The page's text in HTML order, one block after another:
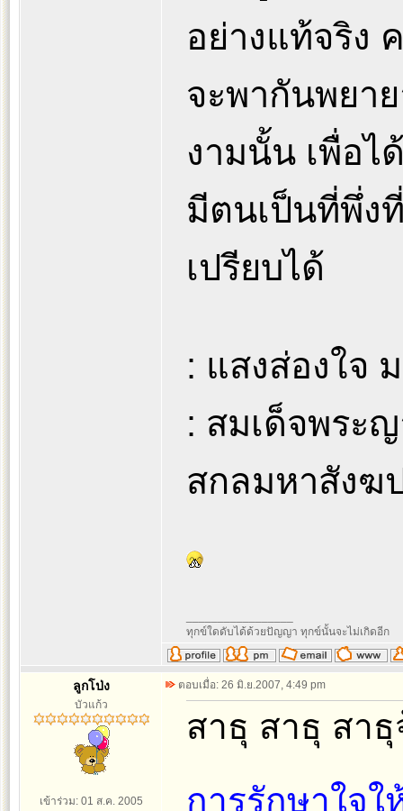
อย่างแท้จริง
จะพากันพยา
งามนั้น เพื่อไ
มีตนเป็นที่พึ่ง
เปรียบได้
: แสงส่องใจ
: สมเด็จพระ
สกลมหาสังฆ
ทุกข์ใดดับได้ด้วยปัญญา ทุกข์นั้นจะไม่เกิดอีก
ลูกโป่ง
บัวแก้ว
เข้าร่วม: 01 ส.ค. 2005
ตอบเมื่อ: 26 มิ.ย.2007, 4:49 pm
สาธุ สาธุ สา
การรักษาใจ